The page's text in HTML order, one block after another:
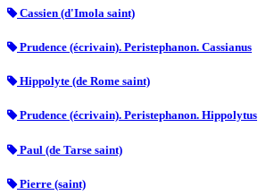
Cassien (d'Imola saint)
Prudence (écrivain). Peristephanon. Cassianus
Hippolyte (de Rome saint)
Prudence (écrivain). Peristephanon. Hippolytus
Paul (de Tarse saint)
Pierre (saint)